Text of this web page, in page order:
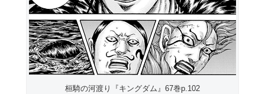
桓騎の河渡り『キングダム』67巻p.102